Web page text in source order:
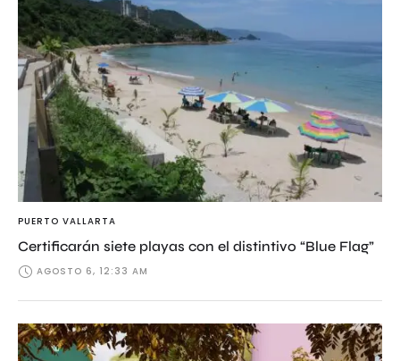
PUERTO VALLARTA
Certificarán siete playas con el distintivo “Blue Flag”
AGOSTO 6, 12:33 AM